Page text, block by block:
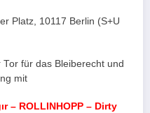
Platz, 10117 Berlin (S+U
für das Bleiberecht und
mit
– ROLLINHOPP – Dirty